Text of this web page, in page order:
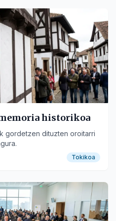
historikoa
gordetzen dituzten oroitarri
Tokikoa